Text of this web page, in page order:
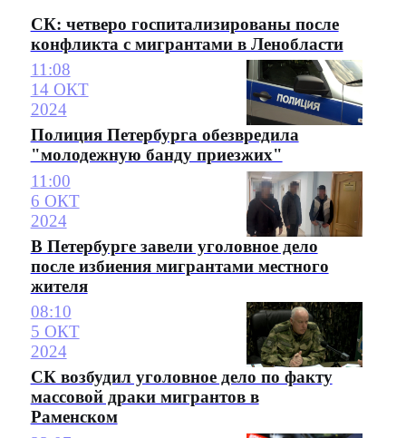
СК: четверо госпитализированы после
конфликта с мигрантами в Ленобласти
11:08
14 ОКТ
2024
Полиция Петербурга обезвредила
"молодежную банду приезжих"
11:00
6 ОКТ
2024
В Петербурге завели уголовное дело
после избиения мигрантами местного
жителя
08:10
5 ОКТ
2024
СК возбудил уголовное дело по факту
массовой драки мигрантов в
Раменском